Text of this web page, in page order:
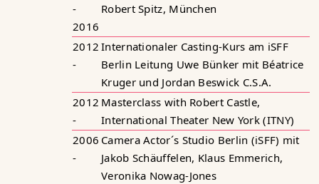
-
2016
Robert Spitz, München
2012
-
Internationaler Casting-Kurs am iSFF
Berlin Leitung Uwe Bünker mit Béatrice
Kruger und Jordan Beswick C.S.A.
2012
-
Masterclass with Robert Castle,
International Theater New York (ITNY)
2006
-
Camera Actor´s Studio Berlin (iSFF) mit
Jakob Schäuffelen, Klaus Emmerich,
Veronika Nowag-Jones